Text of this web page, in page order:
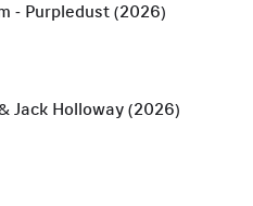
- Purpledust (2026)
Anna Thomson & Jack Holloway (2026)